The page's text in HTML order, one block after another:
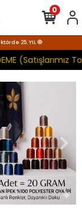
25. YIL 🧿
Toptan
0